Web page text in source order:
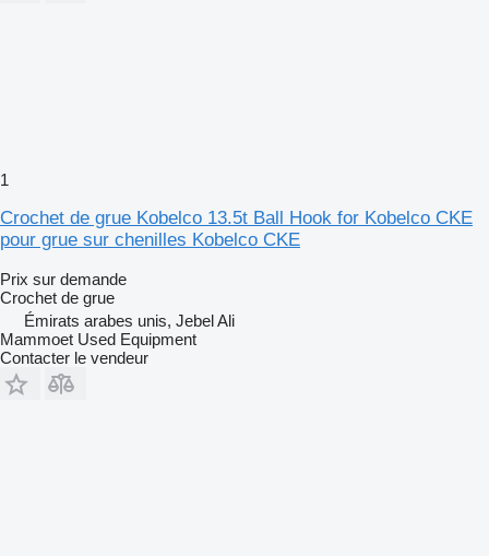
1
Crochet de grue Kobelco 13.5t Ball Hook for Kobelco CKE
pour grue sur chenilles Kobelco CKE
Prix sur demande
Crochet de grue
Émirats arabes unis, Jebel Ali
Mammoet Used Equipment
Contacter le vendeur